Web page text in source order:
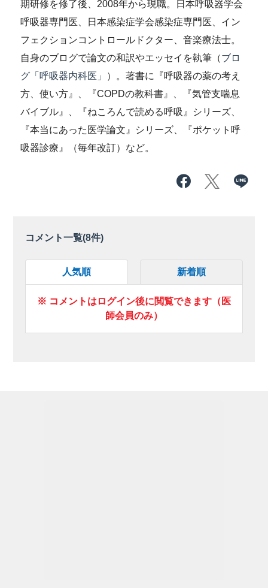
期研修を修了後、2008年から現職。日本呼吸器学会
呼吸器専門医、日本感染症学会感染症専門医、イン
フェクションコントロールドクター、音楽療法士。
自身のブログで論文の和訳やエッセイを執筆（ブロ
グ「呼吸器内科医」 ）。著書に『呼吸器の薬の考え
方、使い方』、『COPDの教科書』、『気管支喘息
バイブル』、『ねころんで読める呼吸』シリーズ、
『本当にあった医学論文』シリーズ、『ポケット呼
吸器診療』（毎年改訂）など。
コメント一覧(8件)
人気順 新着順
※ コメントはログイン後に閲覧できます（医
師会員のみ）